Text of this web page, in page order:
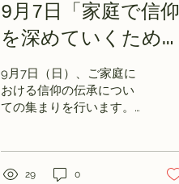
9月7日「家庭で信仰
を深めていくため
に」
9月7日（日）、ご家庭に
おける信仰の伝承につい
ての集まりを行います。
当日は10時の日本語ミサ
29 0